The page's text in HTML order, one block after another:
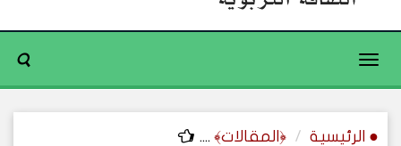
Toggle
● الرئيسية ﴿المقالات﴾ ....